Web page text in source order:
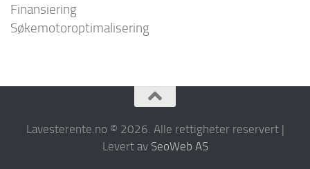
Finansiering
Søkemotoroptimalisering
Lavesterente.no © 2026. Alle rettigheter reservert |
Levert av SeoWeb AS